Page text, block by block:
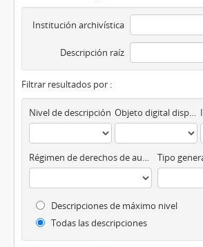
Institución archivística
Descripción raíz
Filtrar resultados por :
Nivel de descripción Objeto digital disponibles
Régimen de derechos de autor Tipo
Descripciones de máximo nivel
Todas las descripciones